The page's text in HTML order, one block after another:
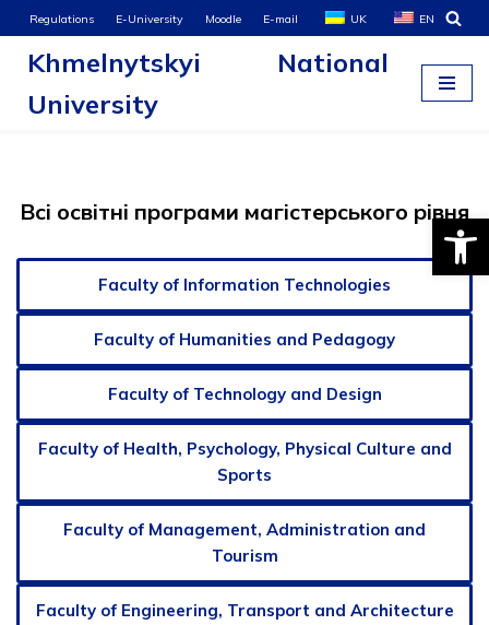
Skip
content
Regulations E-University Moodle E-mail UK EN
Khmelnytskyi National
University
Всі освітні програми магістерського рівня
Faculty of Information Technologies
Faculty of Humanities and Pedagogy
Faculty of Technology and Design
Faculty of Health, Psychology, Physical Culture and
Sports
Faculty of Management, Administration and
Tourism
Faculty of Engineering, Transport and Architecture